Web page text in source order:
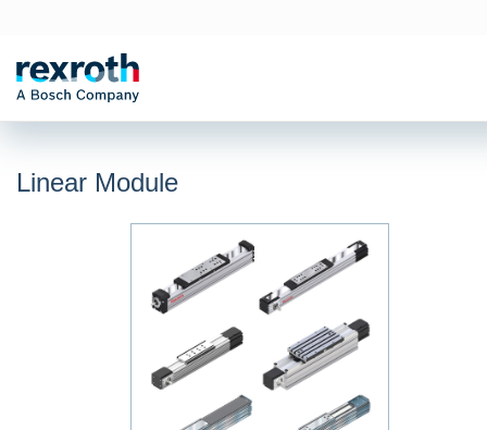
Linear Module